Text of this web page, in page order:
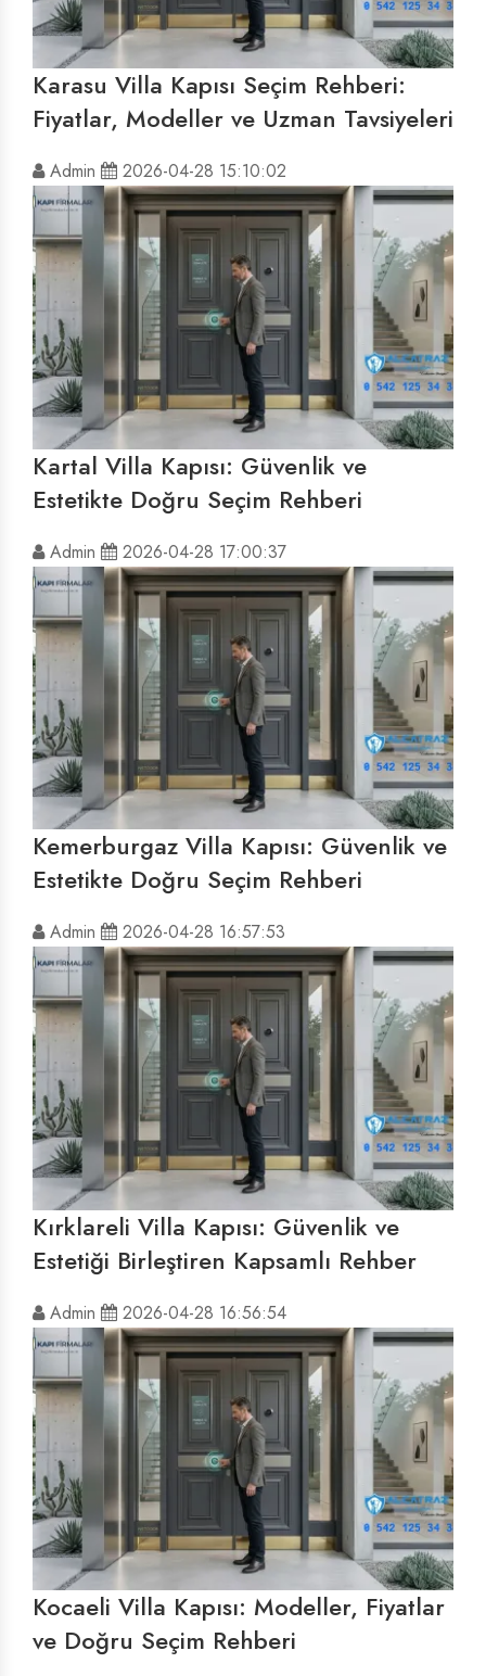
Karasu Villa Kapısı Seçim Rehberi:
Fiyatlar, Modeller ve Uzman Tavsiyeleri
Admin 2026-04-28 15:10:02
Kartal Villa Kapısı: Güvenlik ve
Estetikte Doğru Seçim Rehberi
Admin 2026-04-28 17:00:37
Kemerburgaz Villa Kapısı: Güvenlik ve
Estetikte Doğru Seçim Rehberi
Admin 2026-04-28 16:57:53
Kırklareli Villa Kapısı: Güvenlik ve
Estetiği Birleştiren Kapsamlı Rehber
Admin 2026-04-28 16:56:54
Kocaeli Villa Kapısı: Modeller, Fiyatlar
ve Doğru Seçim Rehberi